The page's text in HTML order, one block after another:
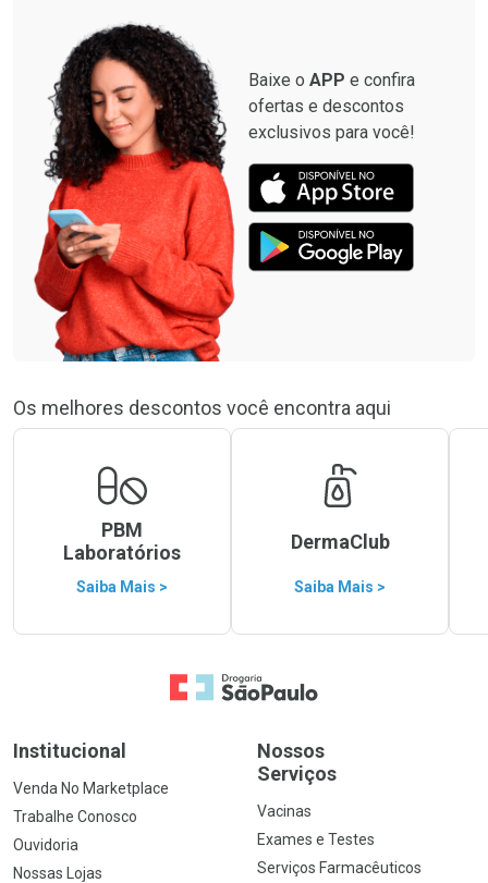
Baixe o APP e confira
ofertas e descontos
exclusivos para você!
Os melhores descontos você encontra aqui
PBM
Laboratórios
Saiba Mais >
DermaClub
Saiba Mais >
Ir para a Home
Institucional
Venda No Marketplace
Trabalhe Conosco
Ouvidoria
Nossas Lojas
Nossos
Serviços
Vacinas
Exames e Testes
Serviços Farmacêuticos